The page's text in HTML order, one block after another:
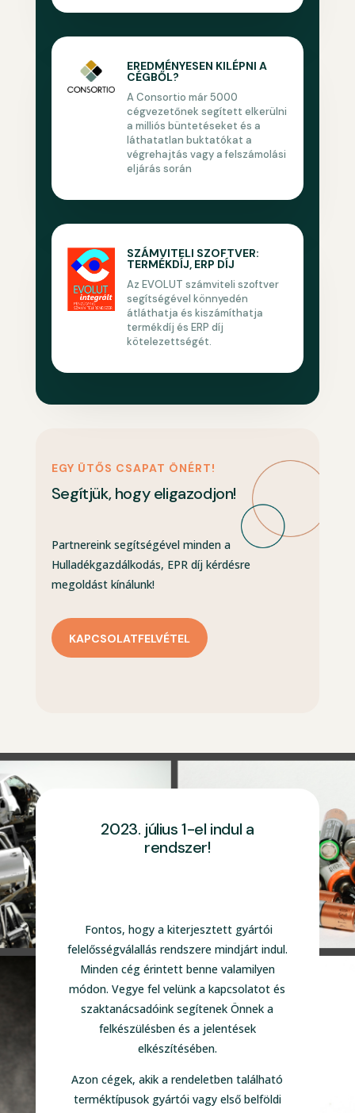
EREDMÉNYESEN KILÉPNI A
CÉGBŐL?
A Consortio már 5000
cégvezetőnek segített elkerülni
a milliós büntetéseket és a
láthatatlan buktatókat a
végrehajtás vagy a felszámolási
eljárás során
SZÁMVITELI SZOFTVER:
TERMÉKDÍJ, ERP DÍJ
Az EVOLUT számviteli szoftver
segítségével könnyedén
átláthatja és kiszámíthatja
termékdíj és ERP díj
kötelezettségét.
EGY ÜTŐS CSAPAT ÖNÉRT!
Segítjük, hogy eligazodjon!
Partnereink segítségével minden a
Hulladékgazdálkodás, EPR díj kérdésre
megoldást kínálunk!
KAPCSOLATFELVÉTEL
2023. július 1-el indul a
rendszer!
Fontos, hogy a kiterjesztett gyártói
felelősségválallás rendszere mindjárt indul.
Minden cég érintett benne valamilyen
módon. Vegye fel velünk a kapcsolatot és
szaktanácsadóink segítenek Önnek a
felkészülésben és a jelentések
elkészítésében.
Azon cégek, akik a rendeletben található
terméktípusok gyártói vagy első belföldi